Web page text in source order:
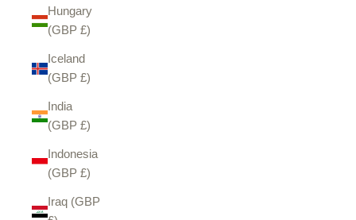
Hungary
(GBP £)
Iceland
(GBP £)
India
(GBP £)
Indonesia
(GBP £)
Iraq (GBP